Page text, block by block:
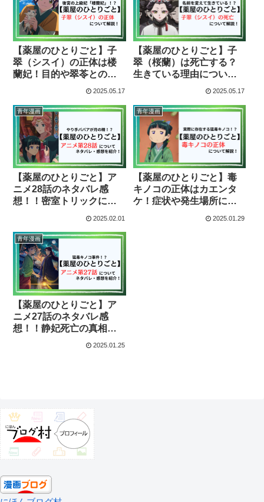
【薬屋のひとりごと】子
翠（シスイ）の正体は楼
蘭妃！目的や翠苓との関
係も解説！（ネタバレ）
2025.05.17
【薬屋のひとりごと】子
翠（桜蘭）は死亡する？
生きている理由について
も解説！(ネタバレ）
2025.05.17
青年漫画
【薬屋のひとりごと】ア
ニメ28話のネタバレ感
想！！密室トリックにつ
2025.02.01
青年漫画
【薬屋のひとりごと】毒
キノコの正体はカエンタ
ケ！症状や発生場所につ
2025.01.29
青年漫画
【薬屋のひとりごと】ア
ニメ27話のネタバレ感
想！！静妃死亡の真相と
2025.01.25